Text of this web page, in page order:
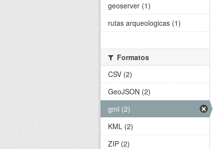
geoserver (1)
rutas arqueologicas (1)
Formatos
CSV (2)
GeoJSON (2)
gml (2)
KML (2)
ZIP (2)